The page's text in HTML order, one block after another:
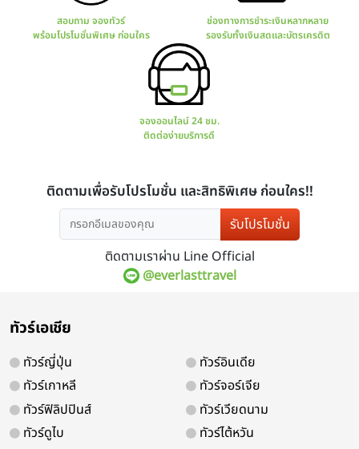
มีโปรแกรมทัวร์มากมาย
ทั้งไทยและต่างประเทศ
พร้อมโปรโมชั่นพิเศษ ก่อนใคร
รับโปรโมชั่น
ติดตามเราผ่าน Line Official
@everlasttravel
ทัวร์เอเชีย
ทัวร์ญี่ปุ่น
ทัวร์เกาหลี
ทัวร์ฟิลิปปินส์
ทัวร์ดูไบ
ทัวร์อินเดีย
ทัวร์จอร์เจีย
ทัวร์เวียดนาม
ทัวร์ไต้หวัน